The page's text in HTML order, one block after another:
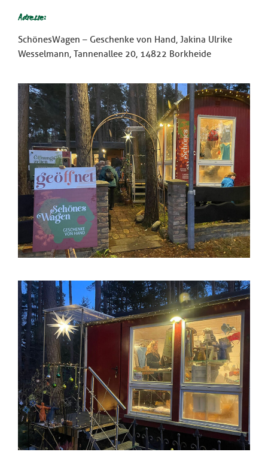
Adresse:
SchönesWagen – Geschenke von Hand, Jakina Ulrike
Wesselmann, Tannenallee 20, 14822 Borkheide